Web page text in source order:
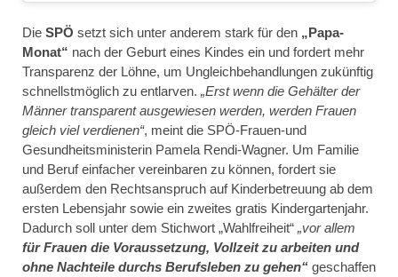
Die SPÖ setzt sich unter anderem stark für den „Papa-
Monat“ nach der Geburt eines Kindes ein und fordert mehr
Transparenz der Löhne, um Ungleichbehandlungen zukünftig
schnellstmöglich zu entlarven. „Erst wenn die Gehälter der
Männer transparent ausgewiesen werden, werden Frauen
gleich viel verdienen“, meint die SPÖ-Frauen-und
Gesundheitsministerin Pamela Rendi-Wagner. Um Familie
und Beruf einfacher vereinbaren zu können, fordert sie
außerdem den Rechtsanspruch auf Kinderbetreuung ab dem
ersten Lebensjahr sowie ein zweites gratis Kindergartenjahr.
Dadurch soll unter dem Stichwort „Wahlfreiheit“ „vor allem
für Frauen die Voraussetzung, Vollzeit zu arbeiten und
ohne Nachteile durchs Berufsleben zu gehen“ geschaffen